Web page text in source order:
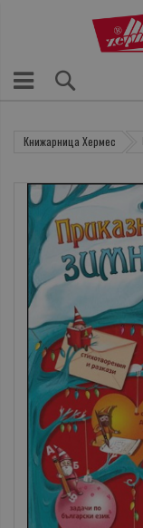
Книжарница Хермес